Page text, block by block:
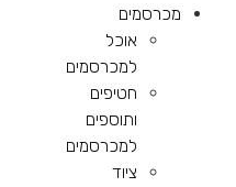
מכרסמים
אוכל
למכרסמים
חטיפים
ותוספים
למכרסמים
ציוד